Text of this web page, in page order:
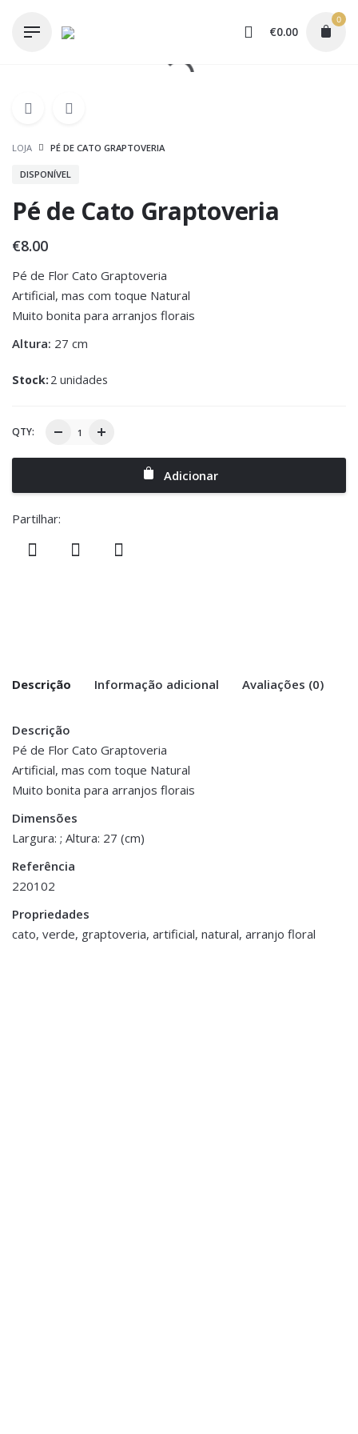
€0.00
0
LOJA PÉ DE CATO GRAPTOVERIA
DISPONÍVEL
Pé de Cato Graptoveria
€8.00
Pé de Flor Cato Graptoveria
Artificial, mas com toque Natural
Muito bonita para arranjos florais
Altura: 27 cm
Stock: 2 unidades
QTY:
Adicionar
Partilhar:
Descrição Informação adicional Avaliações (0)
Descrição
Pé de Flor Cato Graptoveria
Artificial, mas com toque Natural
Muito bonita para arranjos florais
Dimensões
Largura: ; Altura: 27 (cm)
Referência
220102
Propriedades
cato, verde, graptoveria, artificial, natural, arranjo floral
Peso 0.200 kg
Dimensões 27 cm
There are no reviews yet.
Be the first to review “Pé de Cato
Graptoveria”
conta/">logged in</a> to post a review.
Decoração, Flores e Plantas Decoração , Flores e Plantas